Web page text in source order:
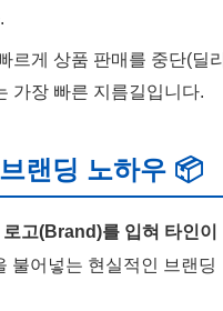
르게 상품 판매를 중단(딜리
가장 빠른 지름길입니다.
랜딩 노하우 📦
고(Brand)를 입혀 타인이
불어넣는 현실적인 브랜딩